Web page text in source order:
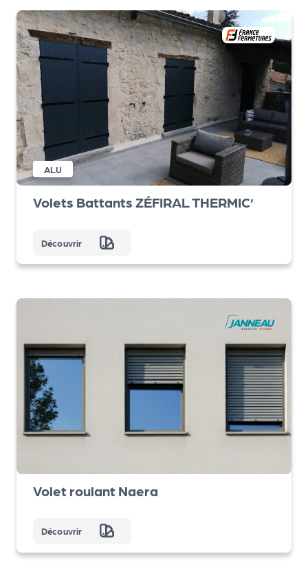
ALU
Volets Battants ZÉFIRAL THERMIC’
Découvrir
Volet roulant Naera
Découvrir